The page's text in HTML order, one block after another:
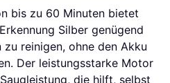
bis zu 60 Minuten bietet
Silber genügend
reinigen, ohne den Akku
Der leistungsstarke Motor
die hilft, selbst